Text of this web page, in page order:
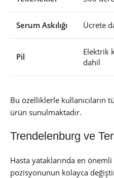
Serum Askılığı Ücrete
Pil
Elektrik
dahil
Bu özelliklerle kullanıcıların
ürün sunulmaktadır.
Trendelenburg ve
Hasta yataklarında en
pozisyonunun kolayca